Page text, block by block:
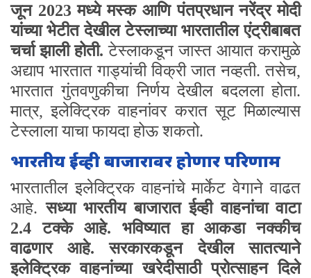
जून 2023 मध्ये मस्क आणि पंतप्रधान नरेंद्र मोदी
यांच्या भेटीत देखील टेस्लाच्या भारतातील एंट्रीबाबत
चर्चा झाली होती. टेस्लाकडून जास्त आयात करामुळे
अद्याप भारतात गाड्यांची विक्री जात नव्हती. तसेच,
भारतात गुंतवणुकीचा निर्णय देखील बदलला होता.
मात्र, इलेक्ट्रिक वाहनांवर करात सूट मिळाल्यास
टेस्लाला याचा फायदा होऊ शकतो.
भारतीय ईव्ही बाजारावर होणार परिणाम
भारतातील इलेक्ट्रिक वाहनांचे मार्केट वेगाने वाढत
आहे.सध्या भारतीय बाजारात ईव्ही वाहनांचा वाटा
2.4 टक्के आहे. भविष्यात हा आकडा नक्कीच
वाढणार आहे. सरकारकडून देखील सातत्याने
इलेक्ट्रिक वाहनांच्या खरेदीसाठी प्रोत्साहन दिले